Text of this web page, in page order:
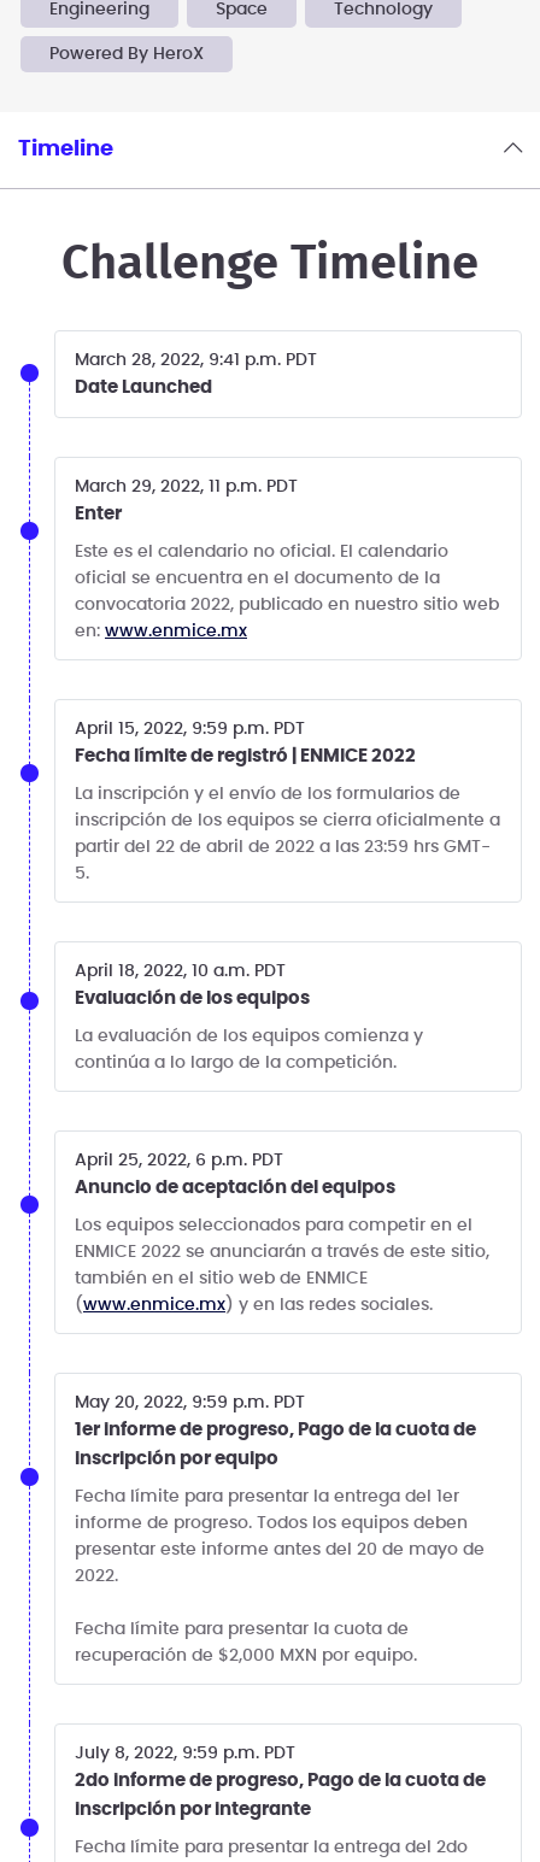
Engineering Space Technology
Powered By HeroX
Timeline
Challenge Timeline
March 28, 2022, 9:41 p.m. PDT
Date Launched
March 29, 2022, 11 p.m. PDT
Enter
Este es el calendario no oficial. El calendario
oficial se encuentra en el documento de la
convocatoria 2022, publicado en nuestro sitio web
en: www.enmice.mx
April 15, 2022, 9:59 p.m. PDT
Fecha límite de registró | ENMICE 2022
La inscripción y el envío de los formularios de
inscripción de los equipos se cierra oficialmente a
partir del 22 de abril de 2022 a las 23:59 hrs GMT-
5.
April 18, 2022, 10 a.m. PDT
Evaluación de los equipos
La evaluación de los equipos comienza y
continúa a lo largo de la competición.
April 25, 2022, 6 p.m. PDT
Anuncio de aceptación del equipos
Los equipos seleccionados para competir en el
ENMICE 2022 se anunciarán a través de este sitio,
también en el sitio web de ENMICE
(www.enmice.mx) y en las redes sociales.
May 20, 2022, 9:59 p.m. PDT
1er informe de progreso, Pago de la cuota de
inscripción por equipo
Fecha límite para presentar la entrega del 1er
informe de progreso. Todos los equipos deben
presentar este informe antes del 20 de mayo de
2022.
Fecha límite para presentar la cuota de
recuperación de $2,000 MXN por equipo.
July 8, 2022, 9:59 p.m. PDT
2do informe de progreso, Pago de la cuota de
inscripción por integrante
Fecha límite para presentar la entrega del 2do